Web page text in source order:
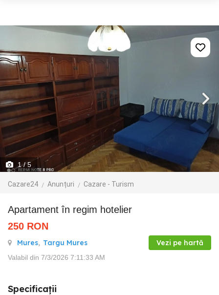
1/ 5
Cazare24 Anunțuri Cazare - Turism
Apartament în regim hotelier
250 RON
Mures, Targu Mures Vezi pe hartă
Valabil din 7/3/2026 7:11:33 AM
Specificații